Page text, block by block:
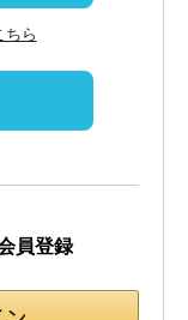
ちら
員登録